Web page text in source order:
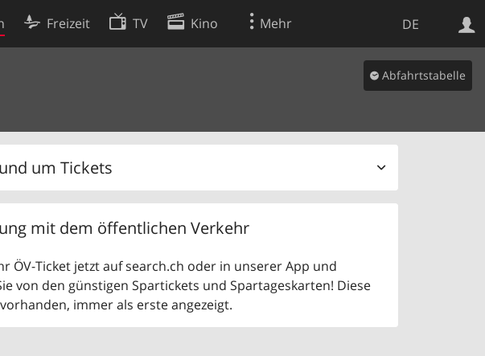
DE
Freizeit TV Kino Mehr
Abfahrtstabelle
um Tickets
mit dem öffentlichen Verkehr
ÖV-Ticket jetzt auf search.ch oder in unserer App und
von den günstigen Spartickets und Spartageskarten! Diese
immer als erste angezeigt.